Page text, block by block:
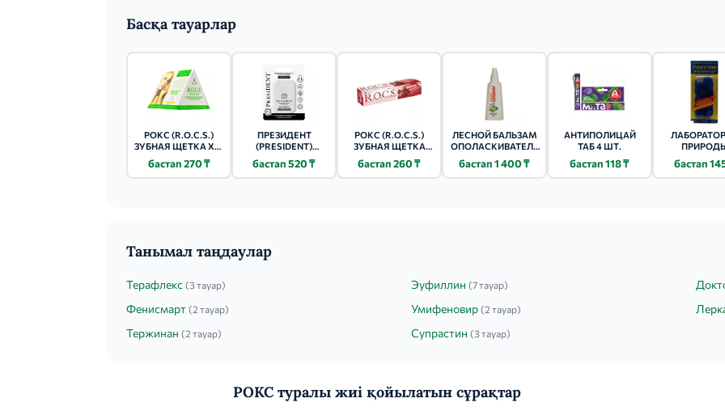
Басқа тауарлар
РОКС (R.O.C.S.)
ЗУБНАЯ ЩЕТКА XL-
бастап 270 ₸
ПРЕЗИДЕНТ
(PRESIDENT)
ФЛОСС 50М
бастап 520 ₸
РОКС (R.O.C.S.)
ЗУБНАЯ ЩЕТКА
бастап 260 ₸
ЛЕСНОЙ БАЛЬЗАМ
ОПОЛАСКИВАТЕЛЬ
КРОВОТОЧИВОСТИ
КОРА ДУБА/ПИХТА
бастап 1 400 ₸
АНТИПОЛИЦАЙ
ТАБ 4 ШТ.
бастап 118 ₸
ДЛЯ
КОРА ДУБА
бастап
Танымал таңдаулар
Терафлекс (3 тауар) Эуфиллин (7 тауар)
Фенисмарт (2 тауар) Умифеновир (2 тауар)
Тержинан (2 тауар) Супрастин (3 тауар)
РОКС туралы жиі қойылатын сұрақтар